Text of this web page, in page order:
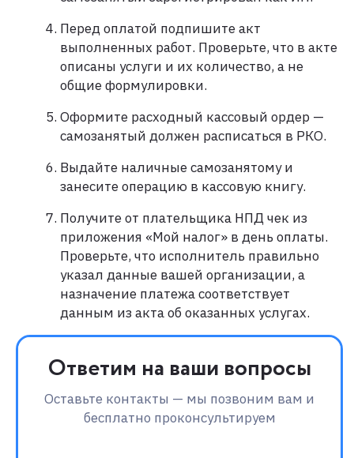
Перед оплатой подпишите акт
выполненных работ. Проверьте, что в акте
описаны услуги и их количество, а не
общие формулировки.​
Оформите расходный кассовый ордер —
самозанятый должен расписаться в РКО.​
Выдайте наличные самозанятому и
занесите операцию в кассовую книгу.
Получите от плательщика НПД чек из
приложения «Мой налог» в день оплаты.
Проверьте, что исполнитель правильно
указал данные вашей организации, а
назначение платежа соответствует
данным из акта об оказанных услугах.